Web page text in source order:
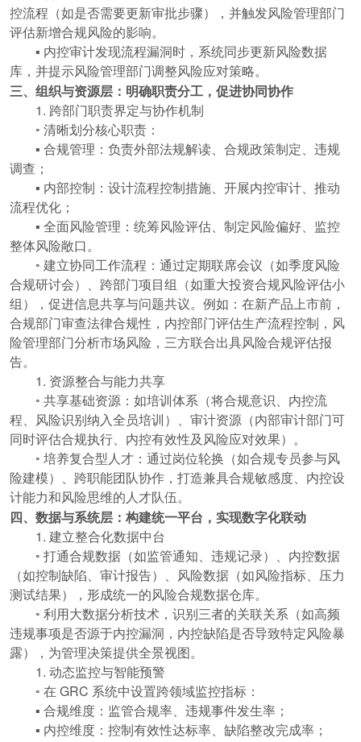
控流程（如是否需要更新审批步骤），并触发风险管理部门
评估新增合规风险的影响。
▪ 内控审计发现流程漏洞时，系统同步更新风险数据
库，并提示风险管理部门调整风险应对策略。
三、组织与资源层：明确职责分工，促进协同协作
1. 跨部门职责界定与协作机制
◦ 清晰划分核心职责：
▪ 合规管理：负责外部法规解读、合规政策制定、违规
调查；
▪ 内部控制：设计流程控制措施、开展内控审计、推动
流程优化；
▪ 全面风险管理：统筹风险评估、制定风险偏好、监控
整体风险敞口。
◦ 建立协同工作流程：通过定期联席会议（如季度风险
合规研讨会）、跨部门项目组（如重大投资合规风险评估小
组），促进信息共享与问题共议。例如：在新产品上市前，
合规部门审查法律合规性，内控部门评估生产流程控制，风
险管理部门分析市场风险，三方联合出具风险合规评估报
告。
1. 资源整合与能力共享
◦ 共享基础资源：如培训体系（将合规意识、内控流
程、风险识别纳入全员培训）、审计资源（内部审计部门可
同时评估合规执行、内控有效性及风险应对效果）。
◦ 培养复合型人才：通过岗位轮换（如合规专员参与风
险建模）、跨职能团队协作，打造兼具合规敏感度、内控设
计能力和风险思维的人才队伍。
四、数据与系统层：构建统一平台，实现数字化联动
1. 建立整合化数据中台
◦ 打通合规数据（如监管通知、违规记录）、内控数据
（如控制缺陷、审计报告）、风险数据（如风险指标、压力
测试结果），形成统一的风险合规数据仓库。
◦ 利用大数据分析技术，识别三者的关联关系（如高频
违规事项是否源于内控漏洞，内控缺陷是否导致特定风险暴
露），为管理决策提供全景视图。
1. 动态监控与智能预警
◦ 在 GRC 系统中设置跨领域监控指标：
▪ 合规维度：监管合规率、违规事件发生率；
▪ 内控维度：控制有效性达标率、缺陷整改完成率；